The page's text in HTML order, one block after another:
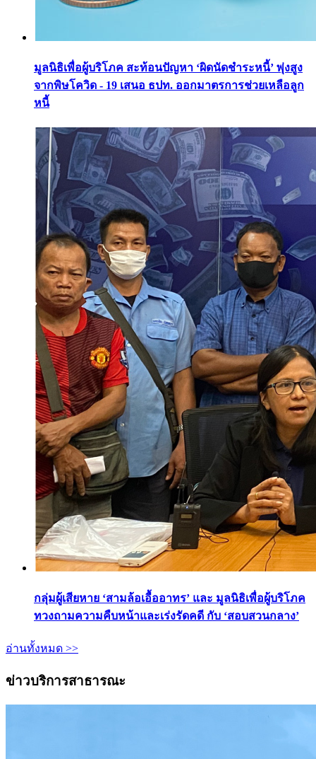
มูลนิธิเพื่อผู้บริโภค สะท้อนปัญหา ‘ผิดนัดชำระหนี้’ พุ่งสูง
จากพิษโควิด - 19 เสนอ ธปท. ออกมาตรการช่วยเหลือลูก
หนี้
กลุ่มผู้เสียหาย ‘สามล้อเอื้ออาทร’ และ มูลนิธิเพื่อผู้บริโภค
ทวงถามความคืบหน้าและเร่งรัดคดี กับ ‘สอบสวนกลาง’
อ่านทั้งหมด >>
ข่าวบริการสาธารณะ